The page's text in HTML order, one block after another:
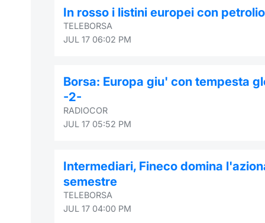
In rosso i listini europei con
TELEBORSA
JUL 17 06:02 PM
Borsa: Europa giu' con tempesta
-2-
RADIOCOR
JUL 17 05:52 PM
Intermediari, Fineco domina
semestre
TELEBORSA
JUL 17 04:00 PM